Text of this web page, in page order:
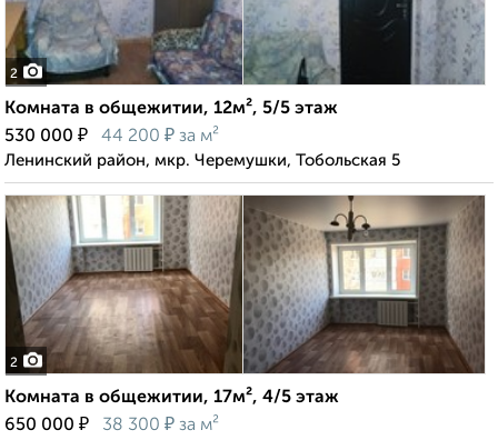
2
Комната в общежитии, 12м², 5/5 этаж
530 000 ₽ 44 200 ₽ за м²
Ленинский район, мкр. Черемушки, Тобольская 5
2
Комната в общежитии, 17м², 4/5 этаж
650 000 ₽ 38 300 ₽ за м²